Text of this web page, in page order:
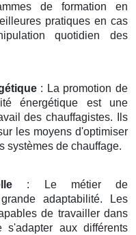
de formation en
pratiques en cas
quotidien des
: La promotion de
énergétique est une
des chauffagistes. Ils
les moyens d'optimiser
systèmes de chauffage.
: Le métier de
adaptabilité. Les
de travailler dans
s'adapter aux différents